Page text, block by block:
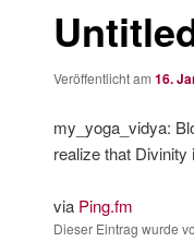
Veröffentlicht am 16.
my_yoga_vidya:
realize that Divinity
via Ping.fm
Dieser Eintrag wurde